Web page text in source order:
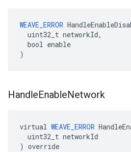
WEAVE_ERROR
  uint32_t networkId,
  bool enable
)
HandleEnableNetwork
virtual WEAVE_ERROR
  uint32_t networkId
) override